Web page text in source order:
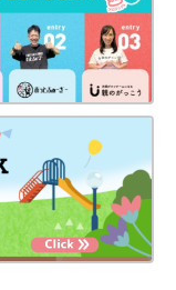
違いの“ナチュラ
かくて、とっても
ったかぬくぬく
の防寒対策に」
防寒対策にいろんな
ましたよね。GUで
りと温めてくれるア
す。肌触りが良く、
かりなので、まさに
が多いため、新作